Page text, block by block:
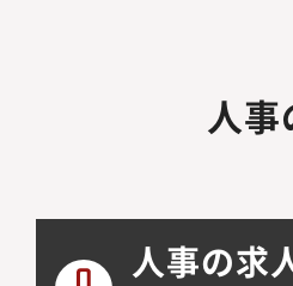
人
人事の求